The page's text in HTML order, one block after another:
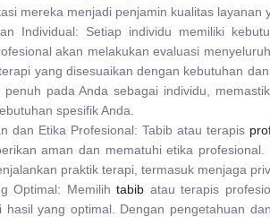
mereka menjadi penjamin kualitas layanan
Individual: Setiap individu memiliki
akan melakukan evaluasi
yang disesuaikan dengan kebutuhan
penuh pada Anda sebagai individu,
spesifik Anda.
dan Etika Profesional: Tabib atau terapis
aman dan mematuhi etika
praktik terapi, termasuk menjaga
Optimal: Memilihtabib atau terapis
hasil yang optimal. Dengan pengetahuan